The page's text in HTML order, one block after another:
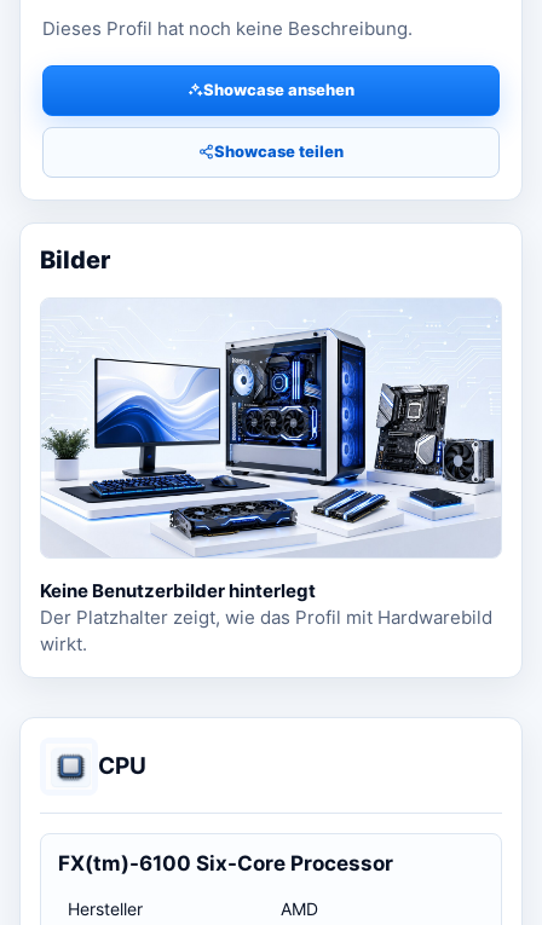
Dieses Profil hat noch keine Beschreibung.
Showcase ansehen
Showcase teilen
Bilder
Keine Benutzerbilder hinterlegt
Der Platzhalter zeigt, wie das Profil mit Hardwarebild
wirkt.
CPU
FX(tm)-6100 Six-Core Processor
Hersteller AMD